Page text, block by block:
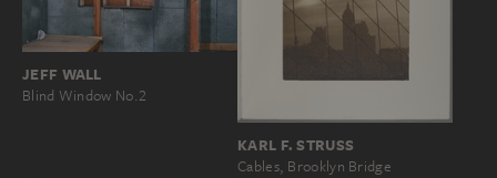
JEFF WALL
Blind Window No.2
KARL F. STRUSS
Cables, Brooklyn Bridge